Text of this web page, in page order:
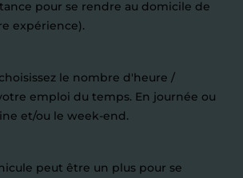
pour se rendre au domicile de
expérience).
le nombre d'heure /
emploi du temps. En journée ou
et/ou le week-end.
peut être un plus pour se